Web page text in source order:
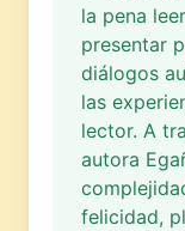
la pena
presentar
diálogos
las
lector. A
autora
felicidad,